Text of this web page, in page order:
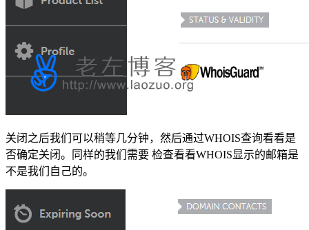
关闭之后我们可以稍等几分钟，然后通过WHOIS查询看看是
否确定关闭。同样的我们需要 检查看看WHOIS显示的邮箱是
不是我们自己的。